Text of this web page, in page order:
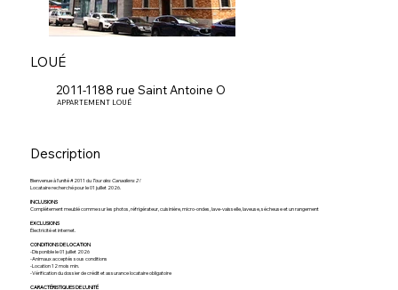
2011-1188 rue Saint Antoine O
APPARTEMENT LOUÉ
LOUÉ
Description
Bienvenue à l’unité #2011 duTour des Canadiens 2 !
Locataire recherché pour le 01 juillet 2026.
INCLUSIONS
Complètement meublé comme sur les photos, réfrigérateur, cuisinière, micro-ondes, lave-vaisselle, laveuse, sécheuse et un rangement
EXCLUSIONS
Électricité et internet.
CONDITIONS DE LOCATION
-Disponible le 01 juillet 2026
-Animaux acceptés sous conditions
-Location 12 mois min.
-Vérification du dossier de crédit et assurance locataire obligatoire
CARACTÉRISTIQUES DE L'UNITÉ